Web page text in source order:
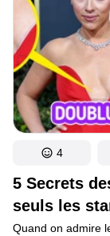
5 Secrets
seuls les
Quand on admire
4